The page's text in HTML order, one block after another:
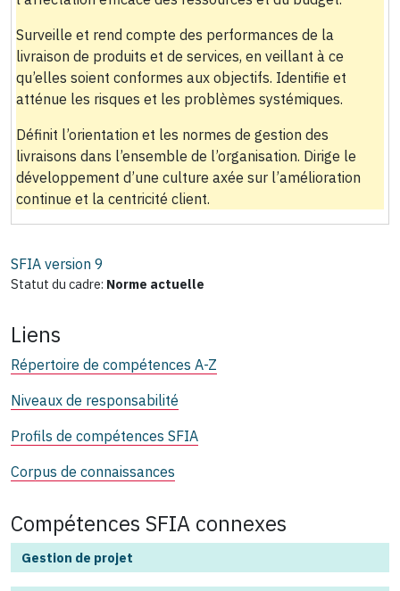
Surveille et rend compte des performances de la
livraison de produits et de services, en veillant à ce
qu’elles soient conformes aux objectifs. Identifie et
atténue les risques et les problèmes systémiques.
Définit l’orientation et les normes de gestion des
livraisons dans l’ensemble de l’organisation. Dirige le
développement d’une culture axée sur l’amélioration
continue et la centricité client.
SFIA version 9
Statut du cadre: Norme actuelle
Liens
Répertoire de compétences A-Z
Niveaux de responsabilité
Profils de compétences SFIA
Corpus de connaissances
Compétences SFIA connexes
Gestion de projet